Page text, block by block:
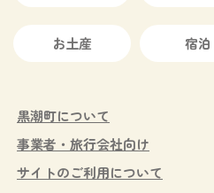
お土産 宿泊
黒潮町について
事業者・旅行会社向け
サイトのご利用について